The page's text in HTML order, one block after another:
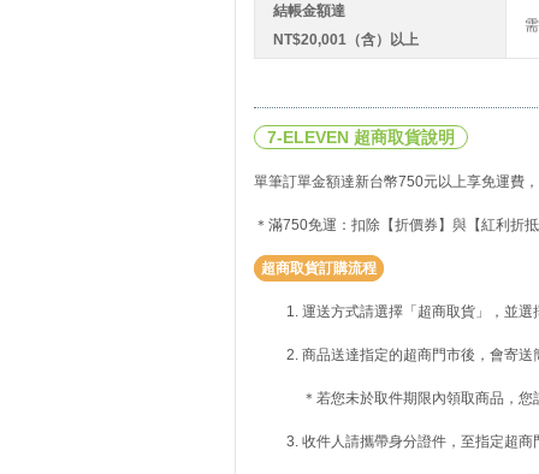
結帳金額達
NT$20,001（含）以上
7-ELEVEN 超商取貨說明
單筆訂單金額達新台幣750元以上享免運費
＊滿750免運：扣除【折價券】與【紅利折
超商取貨訂購流程
運送方式請選擇「超商取貨」，並
商品送達指定的超商門市後，會寄
＊若您未於取件期限內領取商品，
收件人請攜帶身分證件，至指定超